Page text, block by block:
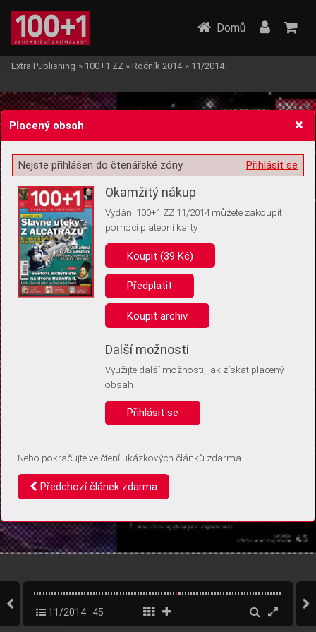
Žádost o souhlas s ukládáním volitelných informací
Pro základní fungování webu nepotřebujeme ukládat žádné informace
(tzv. cookies apod.). Rádi bychom vás ale požádali o souhlas s
uložením volitelných informací:
Anonymní unikátní ID
Díky němu příště poznáme, že se jedná o stejné zařízení, a
Identifikátor je zcela anonymní.
Vaše souhlasy a odmítnutí si ukládáme do vašeho zařízení, abychom se
vás už příště znovu neptali. Můžete je kdykoli později upravit ve Správě
Domů
Extra Publishing » 100+1 ZZ » Ročník 2014 » 11/2014
11/2014 45
Placený obsah
Přihlásit se
Nejste přihlášen do čtenářské zóny
Okamžitý nákup
Vydání 100+1 ZZ 11/2014 můžete zakoupit
pomocí platební karty
Koupit (39 Kč)
Předplatit
Koupit archiv
Další možnosti
Využijte další možnosti, jak získat placený
obsah
Přihlásit se
Nebo pokračujte ve čtení ukázkových článků zdarma
Předchozí článek zdarma